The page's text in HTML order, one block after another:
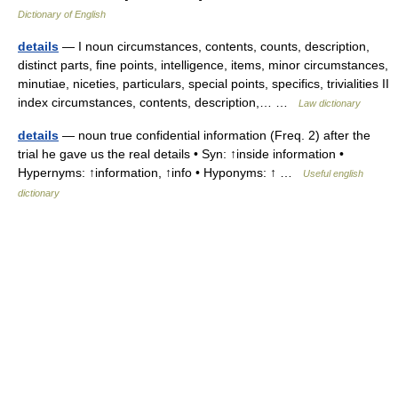
Dictionary of English
details — I noun circumstances, contents, counts, description,
distinct parts, fine points, intelligence, items, minor circumstances,
minutiae, niceties, particulars, special points, specifics, trivialities II
index circumstances, contents, description,… …
Law dictionary
details — noun true confidential information (Freq. 2) after the
trial he gave us the real details • Syn: ↑inside information •
Hypernyms: ↑information, ↑info • Hyponyms: ↑ …
Useful english
dictionary